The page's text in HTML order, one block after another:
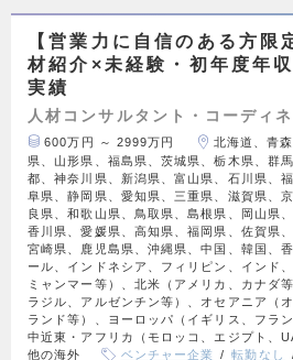
【営業力に自信のある方限
材紹介×未経験・初年度年
実績
人材コンサルタント・コーディ
600万円 ～ 2999万円
北海道、青
県、山形県、福島県、茨城県、栃木県、群
都、神奈川県、新潟県、富山県、石川県、
阜県、静岡県、愛知県、三重県、滋賀県、
良県、和歌山県、鳥取県、島根県、岡山県
香川県、愛媛県、高知県、福岡県、佐賀県
宮崎県、鹿児島県、沖縄県、中国、韓国、
ール、インドネシア、フィリピン、インド
ミャンマー等）、北米（アメリカ、カナダ
ラジル、アルゼンチン等）、オセアニア（
ランド等）、ヨーロッパ（イギリス、フラ
中近東・アフリカ（モロッコ、エジプト、
他の海外
ベンチャー企業 転勤なし